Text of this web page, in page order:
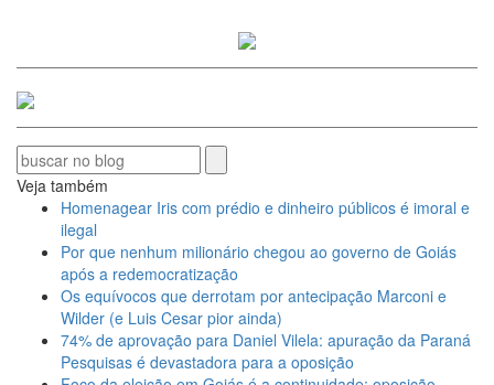
Veja também
Homenagear Iris com prédio e dinheiro públicos é imoral e
ilegal
Por que nenhum milionário chegou ao governo de Goiás
após a redemocratização
Os equívocos que derrotam por antecipação Marconi e
Wilder (e Luis Cesar pior ainda)
74% de aprovação para Daniel Vilela: apuração da Paraná
Pesquisas é devastadora para a oposição